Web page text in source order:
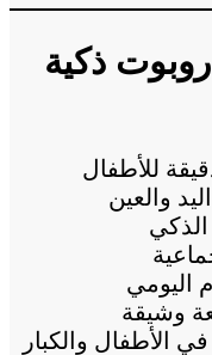
ذكية
للأطفال
والعين
اليومي
وشيقة
الأطفال والكبار